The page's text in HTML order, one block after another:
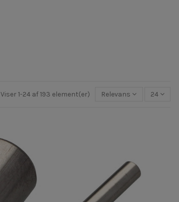
Viser 1-24 af 193 element(er) Relevans 24